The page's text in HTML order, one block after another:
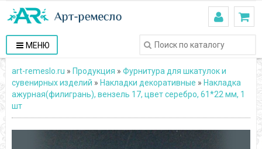
МЕНЮ
art-remeslo.ru » Продукция » Фурнитура для шкатулок и
сувенирных изделий » Накладки декоративные » Накладка
ажурная(филигрань), вензель 17, цвет серебро, 61*22 мм, 1
шт